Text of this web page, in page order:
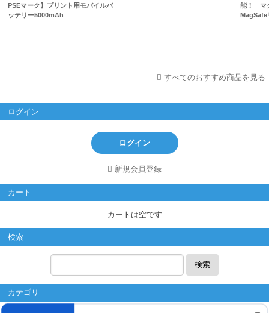
PSEマーク】プリント用モバイルバ
ッテリー5000mAh
能！ マ
MagSafe
すべてのおすすめ商品を見る
ログイン
ログイン
新規会員登録
カート
カートは空です
検索
検索
カテゴリ